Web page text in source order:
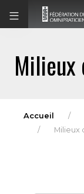
Milieux
Accueil
Milieux